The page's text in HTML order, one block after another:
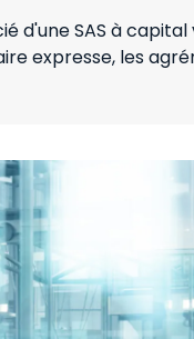
d'une SAS à
expresse, les